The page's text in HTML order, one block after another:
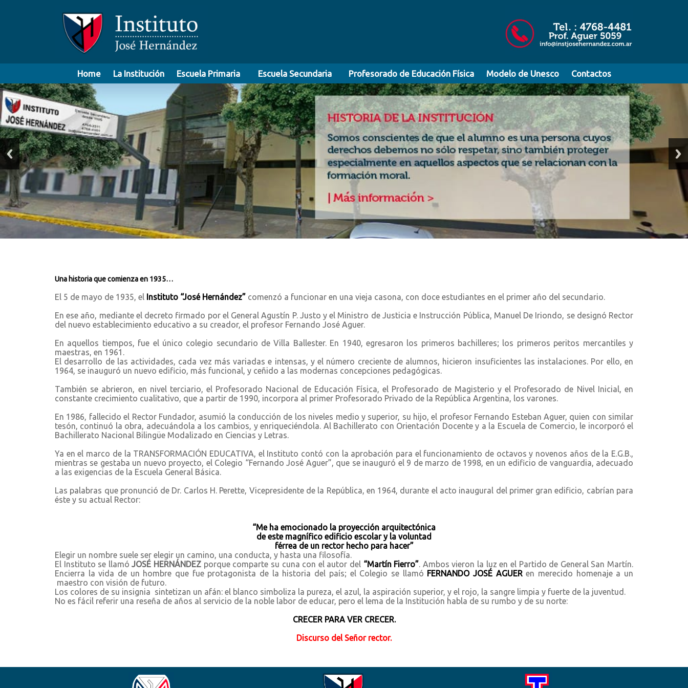
Home---- La Institución---- Escuela Primaria----N Escuela Secundaria----p Profesorado de Educación Física---- Modelo de Unesco- Contactos
Una historia que comienza en 1935…
El 5 de mayo de 1935, el Instituto “José Hernández” comenzó a funcionar en una vieja casona, con doce estudiantes en el primer año del secundario.
En ese año, mediante el decreto firmado por el General Agustín P. Justo y el Ministro de Justicia e Instrucción Pública, Manuel De Iriondo, se designó Rector
del nuevo establecimiento educativo a su creador, el profesor Fernando José Aguer.
En aquellos tiempos, fue el único colegio secundario de Villa Ballester. En 1940, egresaron los primeros bachilleres; los primeros peritos mercantiles y
maestras, en 1961.
El desarrollo de las actividades, cada vez más variadas e intensas, y el número creciente de alumnos, hicieron insuficientes las instalaciones. Por ello, en
1964, se inauguró un nuevo edificio, más funcional, y ceñido a las modernas concepciones pedagógicas.
También se abrieron, en nivel terciario, el Profesorado Nacional de Educación Física, el Profesorado de Magisterio y el Profesorado de Nivel Inicial, en
constante crecimiento cualitativo, que a partir de 1990, incorpora al primer Profesorado Privado de la República Argentina, los varones.
En 1986, fallecido el Rector Fundador, asumió la conducción de los niveles medio y superior, su hijo, el profesor Fernando Esteban Aguer, quien con similar
tesón, continuó la obra, adecuándola a los cambios, y enriqueciéndola. Al Bachillerato con Orientación Docente y a la Escuela de Comercio, le incorporó el
Bachillerato Nacional Bilingüe Modalizado en Ciencias y Letras.
Ya en el marco de la TRANSFORMACIÓN EDUCATIVA, el Instituto contó con la aprobación para el funcionamiento de octavos y novenos años de la E.G.B.,
mientras se gestaba un nuevo proyecto, el Colegio “Fernando José Aguer”, que se inauguró el 9 de marzo de 1998, en un edificio de vanguardia, adecuado
a las exigencias de la Escuela General Básica.
Las palabras que pronunció de Dr. Carlos H. Perette, Vicepresidente de la República, en 1964, durante el acto inaugural del primer gran edificio, cabrían para
éste y su actual Rector:
“Me ha emocionado la proyección arquitectónica
de este magnífico edificio escolar y la voluntad
férrea de un rector hecho para hacer”
Elegir un nombre suele ser elegir un camino, una conducta, y hasta una filosofía.
El Instituto se llamóJOSÉ HERNÁNDEZ porque comparte su cuna con el autor del “Martín Fierro”. Ambos vieron la luz en el Partido de General San Martín.
Encierra la vida de un hombre que fue protagonista de la historia del país; el Colegio se llamó FERNANDO JOSÉ AGUERen merecido homenaje a un
maestro con visión de futuro.
Los colores de su insignia sintetizan un afán: el blanco simboliza la pureza, el azul, la aspiración superior, y el rojo, la sangre limpia y fuerte de la juventud.
No es fácil referir una reseña de años al servicio de la noble labor de educar, pero el lema de la Institución habla de su rumbo y de su norte:
CRECER PARA VER CRECER.
Discurso del Señor rector.